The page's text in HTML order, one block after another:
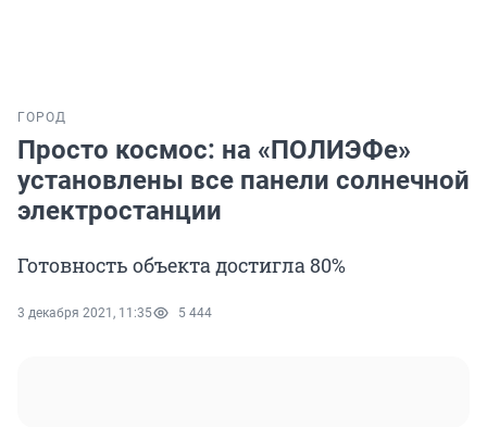
ГОРОД
Просто космос: на «ПОЛИЭФе»
установлены все панели солнечной
электростанции
Готовность объекта достигла 80%
3 декабря 2021, 11:35 5 444